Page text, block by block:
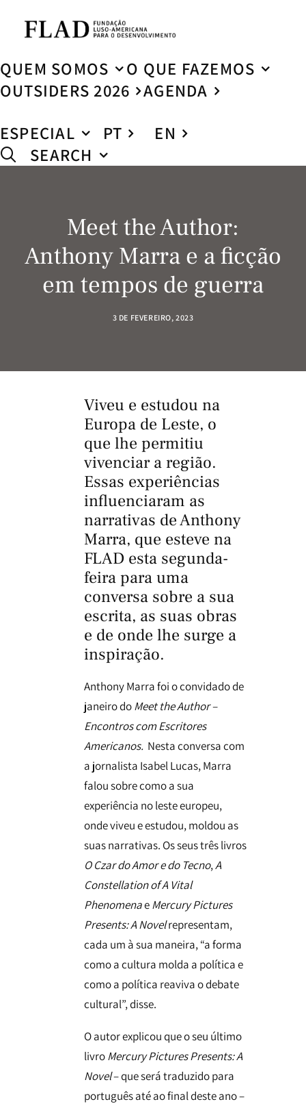
QUEM SOMOS
O QUE FAZEMOS
OUTSIDERS 2026
AGENDA
ESPECIAL
PT
EN
SEARCH
Meet the Author:
Anthony Marra e a ficção
em tempos de guerra
3 DE FEVEREIRO, 2023
Viveu e estudou na
Europa de Leste, o
que lhe permitiu
vivenciar a região.
Essas experiências
influenciaram as
narrativas de Anthony
Marra, que esteve na
FLAD esta segunda-
feira para uma
conversa sobre a sua
escrita, as suas obras
e de onde lhe surge a
inspiração.
Anthony Marra foi o convidado de
janeiro doMeet the Author –
Encontros com Escritores
Americanos. Nesta conversa com
a jornalista Isabel Lucas, Marra
falou sobre como a sua
experiência no leste europeu,
onde viveu e estudou, moldou as
suas narrativas. Os seus três livros
O Czar do Amor e do Tecno,A
Constellation of A Vital
PhenomenaeMercury Pictures
Presents: A Novelrepresentam,
cada um à sua maneira, “a forma
como a cultura molda a política e
como a política reaviva o debate
cultural”, disse.
O autor explicou que o seu último
livroMercury Pictures Presents: A
Novel– que será traduzido para
português até ao final deste ano –